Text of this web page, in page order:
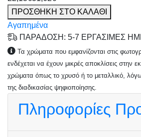
ΠΡΟΣΘΗΚΗ ΣΤΟ ΚΑΛΑΘΙ
Αγαπημένα
ΠΑΡΑΔΟΣΗ: 5-7 ΕΡΓΑΣΙΜΕΣ
Τα χρώματα που εμφανίζονται στις
ενδέχεται να έχουν μικρές αποκλίσεις στην
χρώματα όπως το χρυσό ή το μεταλλικό,
της διαδικασίας ψηφιοποίησης.
Πληροφορίες